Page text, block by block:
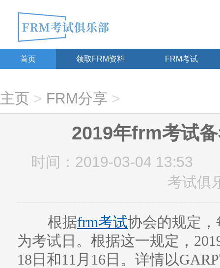
首页 领取FRM资料 FRM考试
主页 > FRM分享 >
2019年frm考试
时间：2019-03-04 13:53
考试俱
根据frm考试协会的规定
为考试日。根据这一规定，
18日和11月16日。详情以